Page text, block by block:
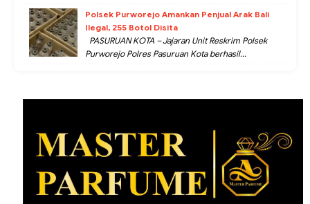
Polsek Purworejo Amankan Penjual Arak Bali
Ilegal, 255 Botol Disita
PASURUAN KOTA – Jajaran Unit Reskrim Polsek
Purworejo Polres Pasuruan Kota berhasil...